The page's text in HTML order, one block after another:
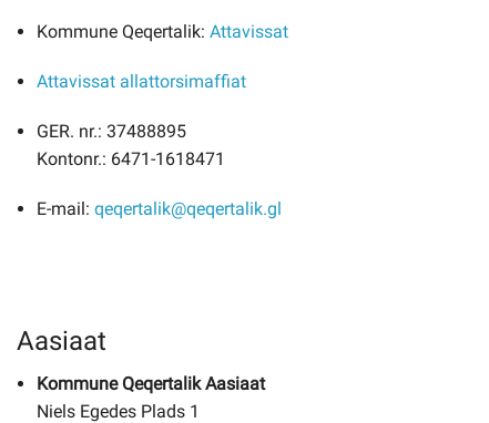
Pilersaarutinut isaavik
Kommune Qeqertalik: Attavissat
Attavissat allattorsimaffiat
GER. nr.: 37488895
Kontonr.: 6471-1618471
E-mail: qeqertalik@qeqertalik.gl
Aasiaat
Kommune Qeqertalik Aasiaat
Niels Egedes Plads 1